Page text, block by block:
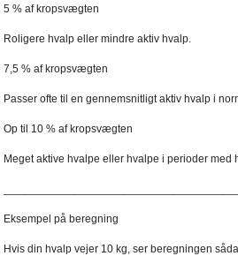
5 % af kropsvægten
Roligere hvalp eller mindre aktiv hvalp.
7,5 % af kropsvægten
Passer ofte til en gennemsnitligt aktiv hvalp i
Op til 10 % af kropsvægten
Meget aktive hvalpe eller hvalpe i perioder med
Eksempel på beregning
Hvis din hvalp vejer 10 kg, ser beregningen